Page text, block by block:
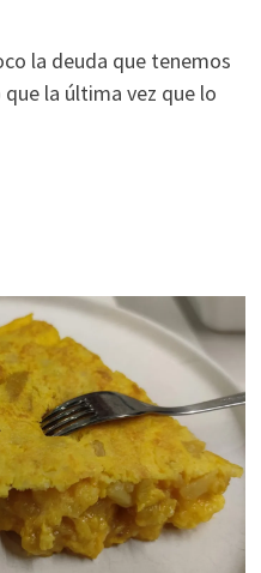
la deuda que tenemos
que la última vez que lo